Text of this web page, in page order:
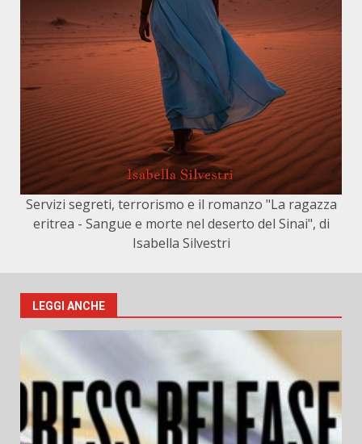
Servizi segreti, terrorismo e il romanzo "La ragazza
eritrea - Sangue e morte nel deserto del Sinai", di
Isabella Silvestri
LEGGI ANCHE